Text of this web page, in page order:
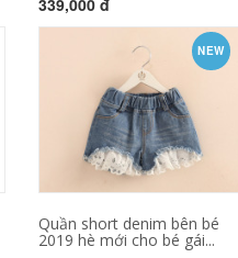
339,000 đ
NEW
Quần short denim bên bé
2019 hè mới cho bé gái...